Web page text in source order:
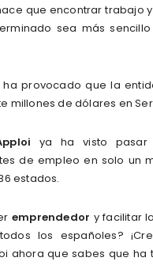
que encontrar trabajo
sea más
ha provocado que la
millones de dólares en
ya ha visto
de empleo en solo un
estados.
emprendedor y facilitar
los españoles?
ahora que sabes que ha